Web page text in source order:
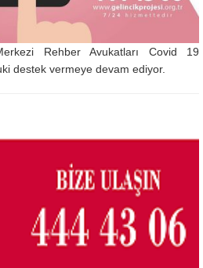
Rehber Avukatları Covid 19
destek vermeye devam ediyor.